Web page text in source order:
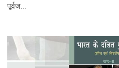
पूर्वज...